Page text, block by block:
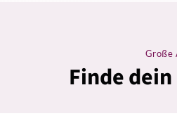
Große
Finde